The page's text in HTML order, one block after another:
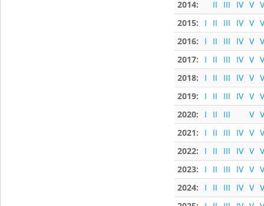
2014: II III IV V
2015:
I II III IV V
2016:
I II III IV V
2017:
I II III IV V
2018:
I II III IV V
2019:
I II III IV V
2020:
I II III V
2021:
I II III IV V
2022:
I II III IV V
2023:
I II III IV V
2024:
I II III IV V